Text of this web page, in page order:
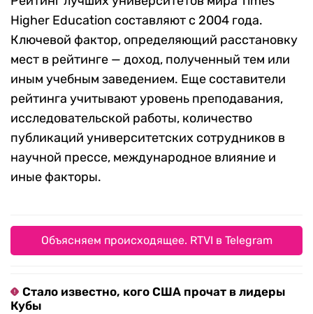
Higher Education составляют с 2004 года.
Ключевой фактор, определяющий расстановку
мест в рейтинге — доход, полученный тем или
иным учебным заведением. Еще составители
рейтинга учитывают уровень преподавания,
исследовательской работы, количество
публикаций университетских сотрудников в
научной прессе, международное влияние и
иные факторы.
Объясняем происходящее. RTVI в Telegram
Стало известно, кого США прочат в лидеры
Кубы